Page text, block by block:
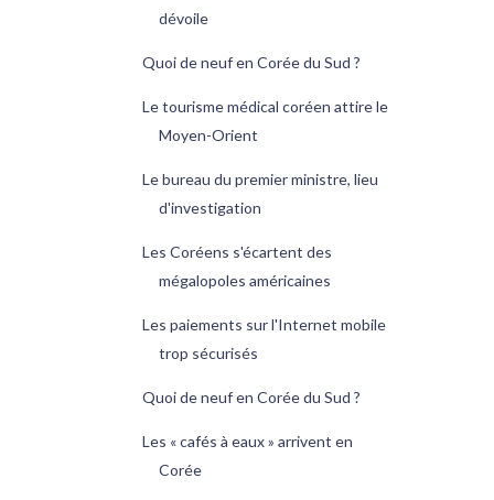
dévoile
Quoi de neuf en Corée du Sud ?
Le tourisme médical coréen attire le
Moyen-Orient
Le bureau du premier ministre, lieu
d'investigation
Les Coréens s'écartent des
mégalopoles américaines
Les paiements sur l'Internet mobile
trop sécurisés
Quoi de neuf en Corée du Sud ?
Les « cafés à eaux » arrivent en
Corée